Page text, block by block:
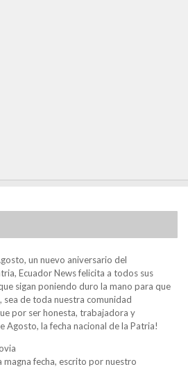
un nuevo aniversario del
Ecuador News felicita a todos sus
sigan poniendo duro la mano para que
de toda nuestra comunidad
por ser honesta, trabajadora y
Agosto, la fecha nacional de la Patria!
fecha, escrito por nuestro